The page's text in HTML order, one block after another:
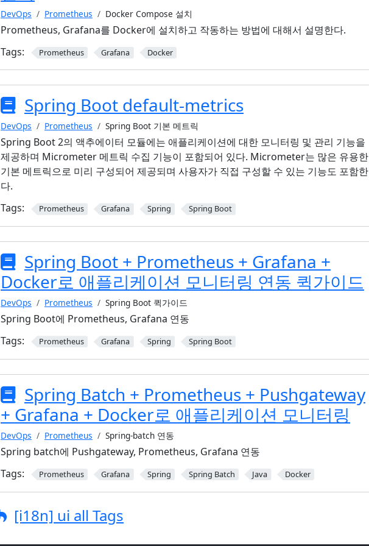
DevOps Prometheus Docker Compose 설치
Prometheus, Grafana를 Docker에 설치하고 작동하는 방법에 대해서 설명한다.
Tags:
Prometheus Grafana Docker
Spring Boot default-metrics
DevOps Prometheus Spring Boot 기본 메트릭
Spring Boot 2의 액추에이터 모듈에는 애플리케이션에 대한 모니터링 및 관리 기능을
제공하며 Micrometer 메트릭 수집 기능이 포함되어 있다. Micrometer는 많은 유용한
기본 메트릭으로 미리 구성되어 제공되며 사용자가 직접 구성할 수 있는 기능도 포함한
다.
Tags:
Prometheus Grafana Spring Spring Boot
Spring Boot + Prometheus + Grafana +
Docker로 애플리케이션 모니터링 연동 퀵가이드
DevOps Prometheus Spring Boot 퀵가이드
Spring Boot에 Prometheus, Grafana 연동
Tags:
Prometheus Grafana Spring Spring Boot
Spring Batch + Prometheus + Pushgateway
+ Grafana + Docker로 애플리케이션 모니터링
DevOps Prometheus Spring-batch 연동
Spring batch에 Pushgateway, Prometheus, Grafana 연동
Tags:
Prometheus Grafana Spring Spring Batch Java Docker
[i18n] ui all Tags